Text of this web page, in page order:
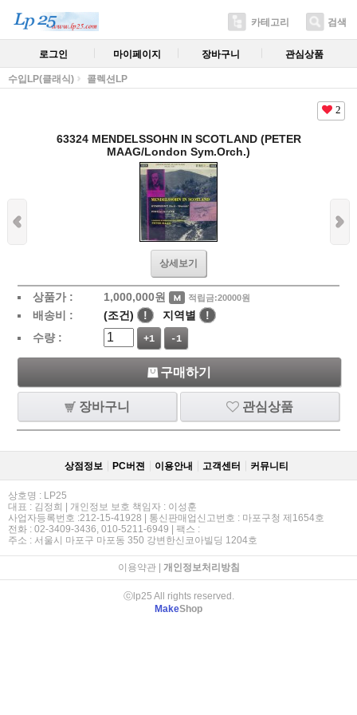
카테고리 검색
로그인 마이페이지 장바구니 관심상품
수입LP(클래식) 콜렉션LP
2
63324 MENDELSSOHN IN SCOTLAND (PETER
MAAG/London Sym.Orch.)
상세보기
상품가 : 1,000,000원 적립금:20000원
배송비 : (조건) ! 지역별
!
수량 :
+1 -1
구매하기
장바구니 관심상품
상점정보 PC버젼 이용안내 고객센터 커뮤니티
상호명 : LP25
대표 : 김정희 | 개인정보 보호 책임자 : 이성훈
사업자등록번호 :212-15-41928 | 통신판매업신고번호 : 마포구청 제1654호
전화 : 02-3409-3436, 010-5211-6949 | 팩스 :
주소 : 서울시 마포구 마포동 350 강변한신코아빌딩 1204호
이용약관| 개인정보처리방침
ⓒlp25 All rights reserved.
MakeShop